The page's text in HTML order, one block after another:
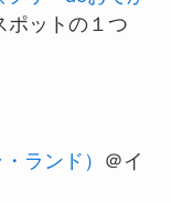
ポットの１つ
ランド）
＠イ